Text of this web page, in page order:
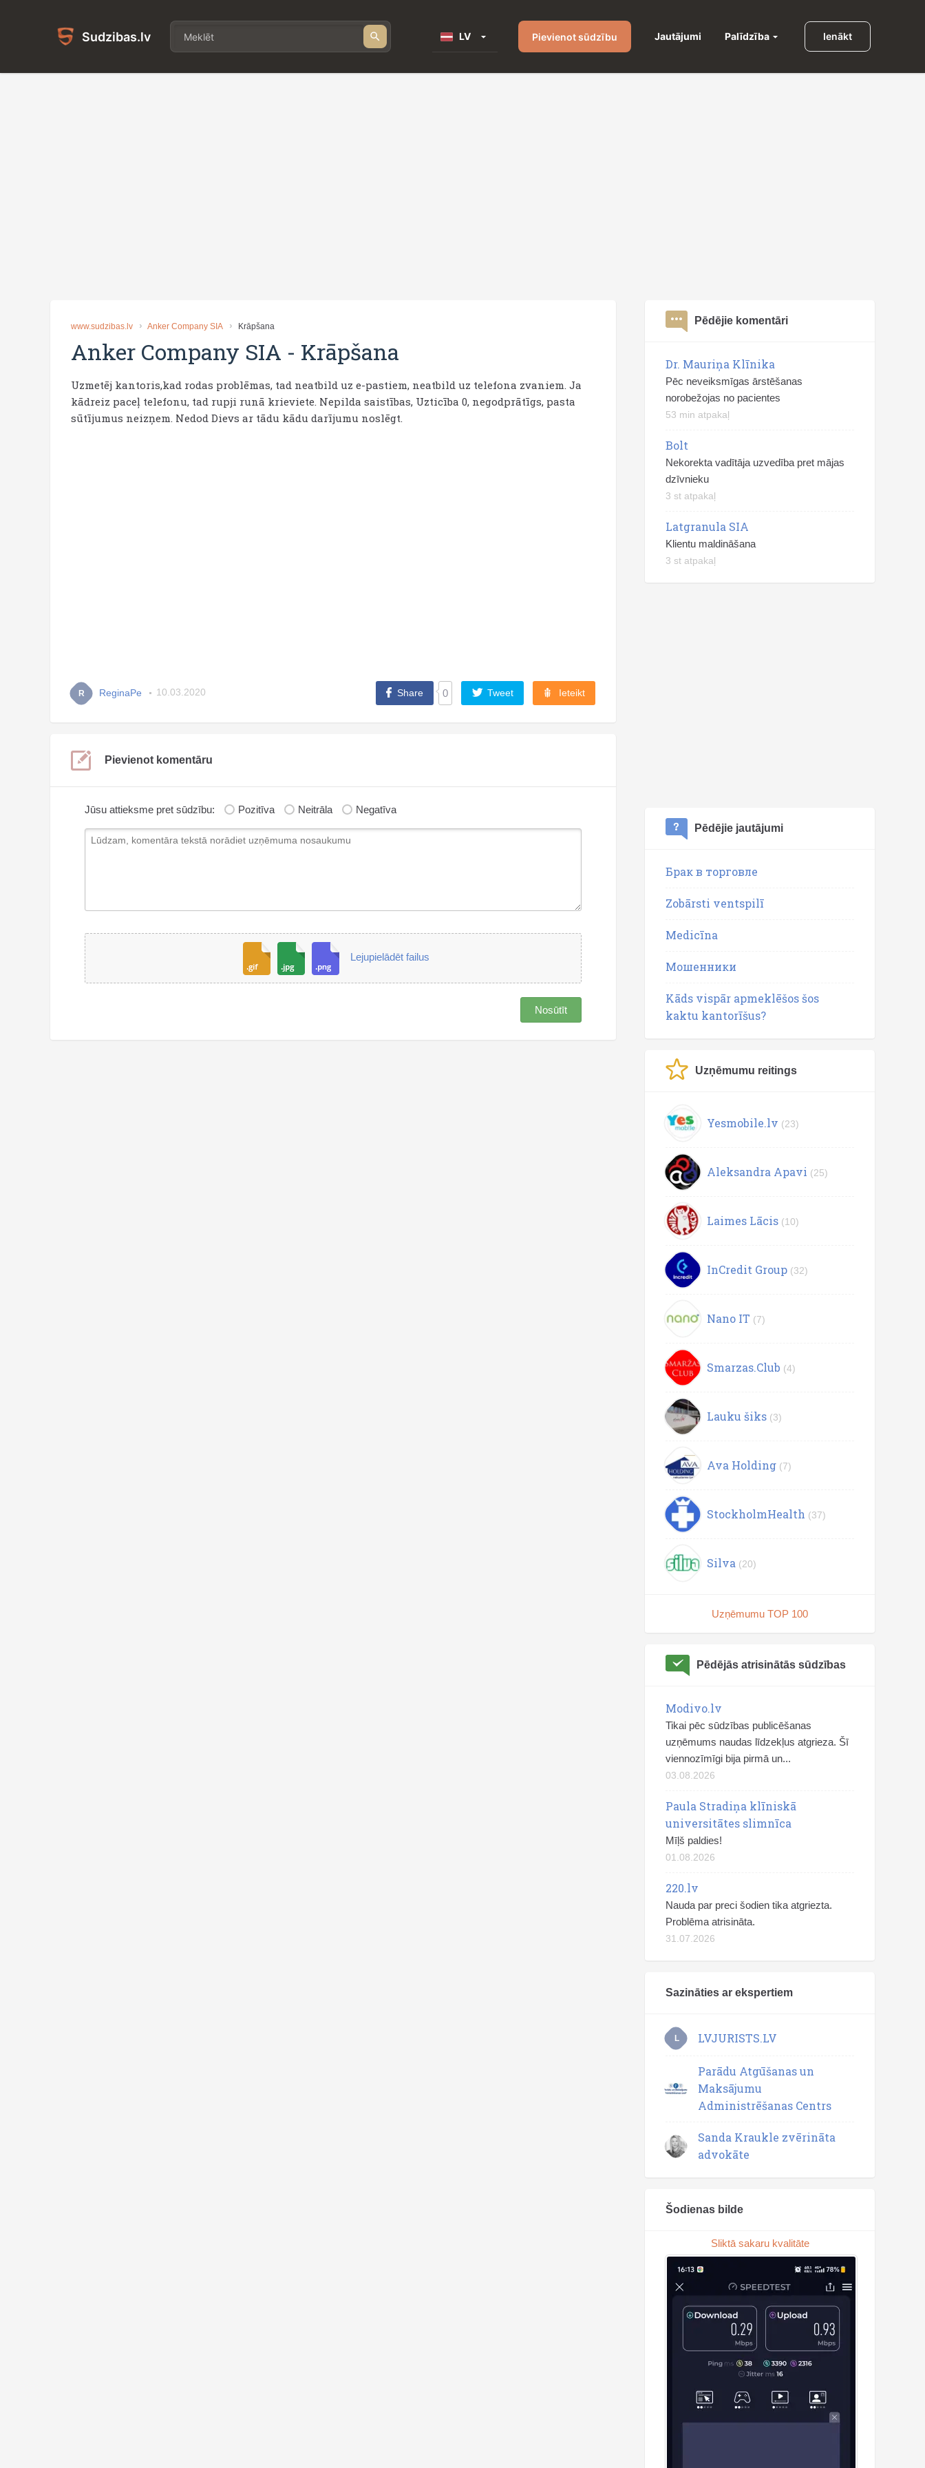
Sudzibas.lv LV Pievienot sūdzību Jautājumi Palīdzība Ienākt
www.sudzibas.lv Anker Company SIA Krāpšana
Anker Company SIA - Krāpšana
Uzmetēj kantoris,kad rodas problēmas, tad neatbild uz e-pastiem, neatbild uz telefona zvaniem. Ja
kādreiz paceļ telefonu, tad rupji runā krieviete. Nepilda saistības, Uzticība 0, negodprātīgs, pasta
sūtījumus neizņem. Nedod Dievs ar tādu kādu darījumu noslēgt.
R ReginaPe 10.03.2020 Share 0 Tweet Ieteikt
Pievienot komentāru
Jūsu attieksme pret sūdzību: Pozitīva Neitrāla Negatīva
Lejupielādēt failus
Nosūtīt
Pēdējie komentāri
Dr. Mauriņa Klīnika
Pēc neveiksmīgas ārstēšanas
norobežojas no pacientes
53 min atpakaļ
Bolt
Nekorekta vadītāja uzvedība pret mājas
dzīvnieku
3 st atpakaļ
Latgranula SIA
Klientu maldināšana
3 st atpakaļ
Pēdējie jautājumi
Брак в торговле
Zobārsti ventspilī
Medicīna
Мошенники
Kāds vispār apmeklēšos šos
kaktu kantorīšus?
Uzņēmumu reitings
Yesmobile.lv (23)
Aleksandra Apavi (25)
Laimes Lācis (10)
InCredit Group (32)
Nano IT (7)
Smarzas.Club (4)
Lauku šiks (3)
Ava Holding (7)
StockholmHealth (37)
Silva (20)
Uzņēmumu TOP 100
Pēdējās atrisinātās sūdzības
Modivo.lv
Tikai pēc sūdzības publicēšanas
uzņēmums naudas līdzekļus atgrieza. Šī
viennozīmīgi bija pirmā un...
03.08.2026
Paula Stradiņa klīniskā
universitātes slimnīca
Mīļš paldies!
01.08.2026
220.lv
Nauda par preci šodien tika atgriezta.
Problēma atrisināta.
31.07.2026
Sazināties ar ekspertiem
L LVJURISTS.LV
Parādu Atgūšanas un
Maksājumu
Administrēšanas Centrs
Sanda Kraukle zvērināta
advokāte
Šodienas bilde
Sliktā sakaru kvalitāte